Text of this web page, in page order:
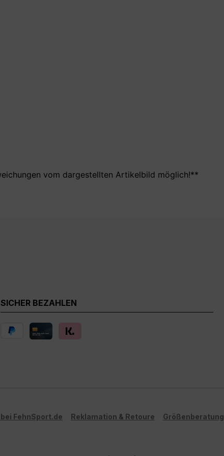
vom dargestellten Artikelbild möglich!**
SICHER BEZAHLEN
FehnSport.de Reklamation & Retoure Größenberatung